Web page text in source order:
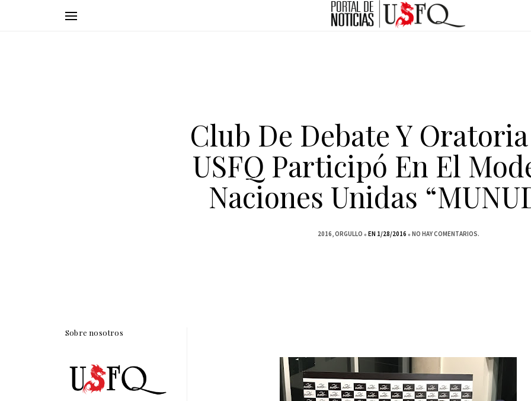
Club De Debate Y
USFQ Participó En El
Naciones Unidas
2016 ORGULLO EN 1/28/2016 NO HAY COMENTARIOS.
Sobre nosotros